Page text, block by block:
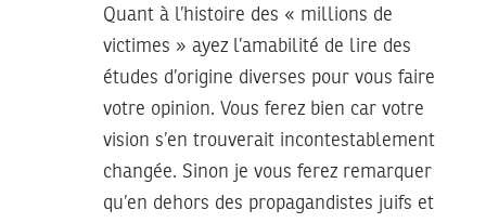
Quant à l’histoire des « millions de
victimes » ayez l’amabilité de lire des
études d’origine diverses pour vous faire
votre opinion. Vous ferez bien car votre
vision s’en trouverait incontestablement
changée. Sinon je vous ferez remarquer
qu’en dehors des propagandistes juifs et